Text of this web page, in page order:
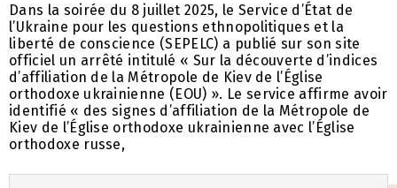
Dans la soirée du 8 juillet 2025, le Service d’État de
l’Ukraine pour les questions ethnopolitiques et la
liberté de conscience (SEPELC) a publié sur son site
officiel un arrêté intitulé « Sur la découverte d’indices
d’affiliation de la Métropole de Kiev de l’Église
orthodoxe ukrainienne (EOU) ». Le service affirme avoir
identifié « des signes d’affiliation de la Métropole de
Kiev de l’Église orthodoxe ukrainienne avec l’Église
orthodoxe russe,